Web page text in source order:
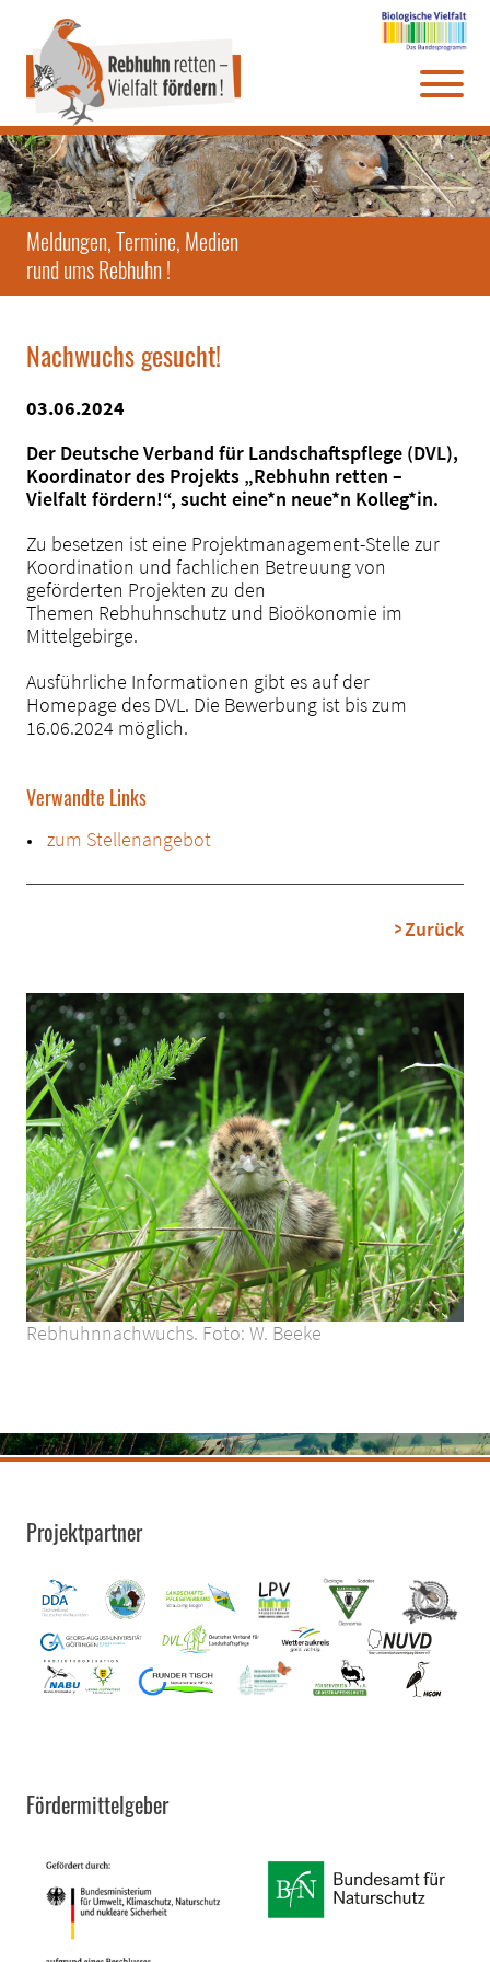
Direkt
zum
Seiteninhalt
Zum
Hauptmenü
Zum
Infomenü
Zur
Website-
Suche
Meldungen, Termine, Medien
rund ums Rebhuhn !
Nachwuchs gesucht!
03.06.2024
Der Deutsche Verband für Landschaftspflege (DVL),
Koordinator des Projekts „Rebhuhn retten –
Vielfalt fördern!“, sucht eine*n neue*n Kolleg*in.
Zu besetzen ist eine Projektmanagement-Stelle zur
Koordination und fachlichen Betreuung von
geförderten Projekten zu den
Themen Rebhuhnschutz und Bioökonomie im
Mittelgebirge.
Ausführliche Informationen gibt es auf der
Homepage des DVL. Die Bewerbung ist bis zum
16.06.2024 möglich.
Verwandte Links
zum Stellenangebot
Zurück
Rebhuhnnachwuchs. Foto: W. Beeke
Projektpartner
Fördermittelgeber